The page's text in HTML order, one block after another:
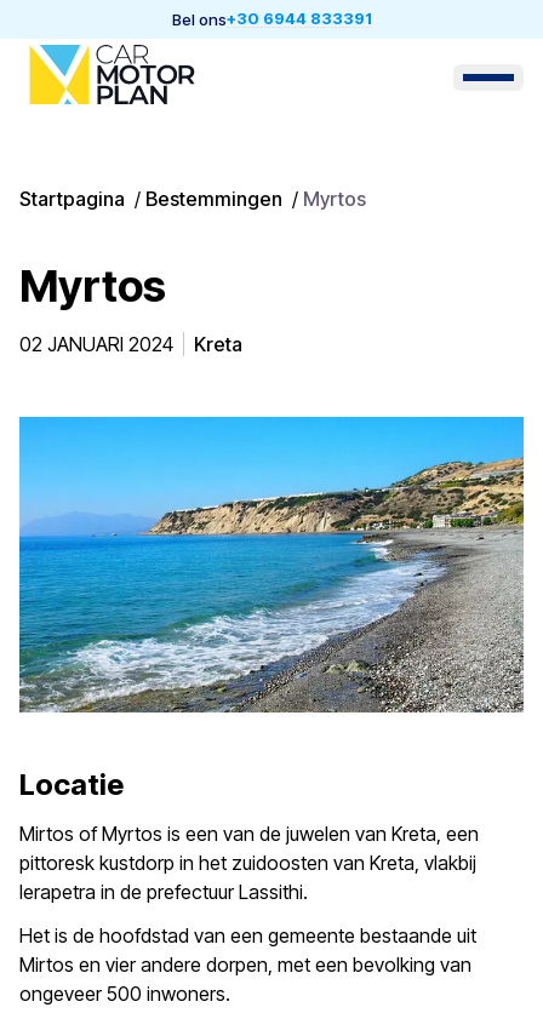
Bel ons+30 6944 833391
Startpagina / Bestemmingen / Myrtos
Myrtos
02 JANUARI 2024 Kreta
Locatie
Mirtos of Myrtos is een van de juwelen van Kreta, een
pittoresk kustdorp in het zuidoosten van Kreta, vlakbij
Ierapetra in de prefectuur Lassithi.
Het is de hoofdstad van een gemeente bestaande uit
Mirtos en vier andere dorpen, met een bevolking van
ongeveer 500 inwoners.